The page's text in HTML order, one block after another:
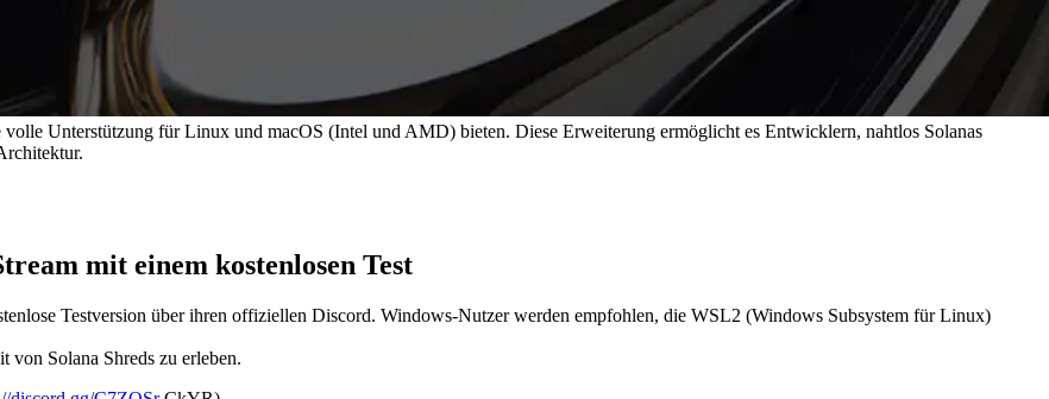
Unterstützung für Linux und macOS (Intel und AMD) bieten. Diese Erweiterung ermöglicht es Entwicklern, nahtlos Solanas
mit einem kostenlosen Test
Testversion über ihren offiziellen Discord. Windows-Nutzer werden empfohlen, die WSL2 (Windows Subsystem für Linux)
von Solana Shreds zu erleben.